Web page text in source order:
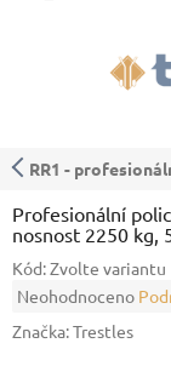
RR1 -
Profesionální
nosnost 2250 kg,
Kód:Zvolte variantu
Průměrné
produktu
Neohodnoceno
Značka:Trestles